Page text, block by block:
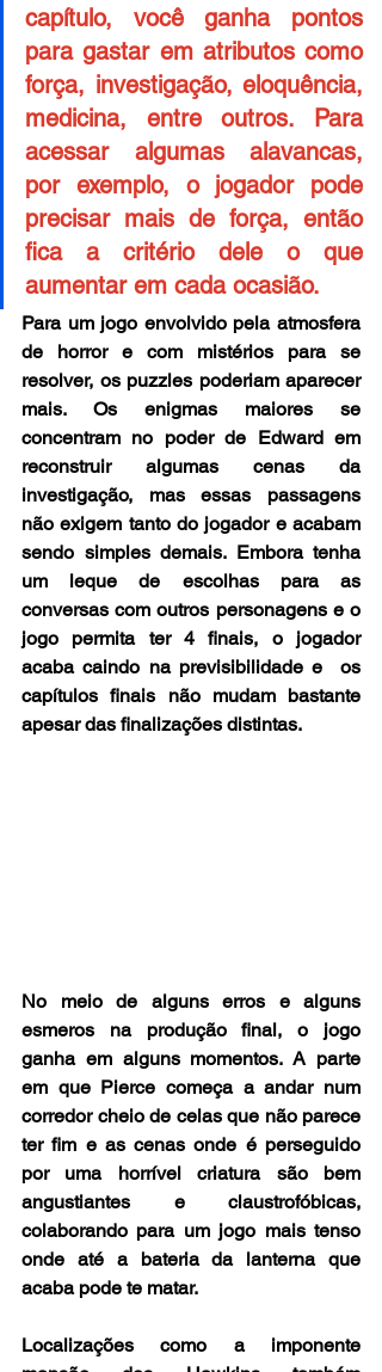
capítulo, você ganha pontos
para gastar em atributos como
força, investigação, eloquência,
medicina, entre outros. Para
acessar algumas alavancas,
por exemplo, o jogador pode
precisar mais de força, então
fica a critério dele o que
aumentar em cada ocasião.
Para um jogo envolvido pela atmosfera
de horror e com mistérios para se
resolver, os puzzles poderiam aparecer
mais. Os enigmas maiores se
concentram no poder de Edward em
reconstruir algumas cenas da
investigação, mas essas passagens
não exigem tanto do jogador e acabam
sendo simples demais. Embora tenha
um leque de escolhas para as
conversas com outros personagens e o
jogo permita ter 4 finais, o jogador
acaba caindo na previsibilidade e  os
capítulos finais não mudam bastante
apesar das finalizações distintas.
No meio de alguns erros e alguns
esmeros na produção final, o jogo
ganha em alguns momentos. A parte
em que Pierce começa a andar num
corredor cheio de celas que não parece
ter fim e as cenas onde é perseguido
por uma horrível criatura são bem
angustiantes e claustrofóbicas,
colaborando para um jogo mais tenso
onde até a bateria da lanterna que
acaba pode te matar.
Localizações como a imponente